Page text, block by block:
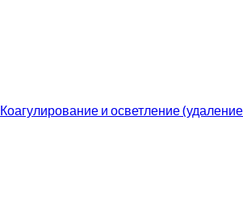
Коагулирование и осветление